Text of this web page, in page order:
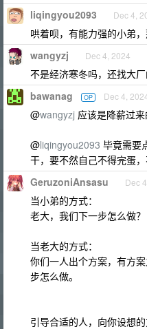
liqingyou2093 Dec 4,
哄着呗，有能力强的小弟
wangyzj Dec 4, 2024
不是经济寒冬吗，还找大
bawanag OP Dec 4,
@wangyzj 应该是降薪过来
@liqingyou2093 毕竟需要
干，要不然自己不得完蛋
GeruzoniAnsasu Dec
当小弟的方式：
老大，我们下一步怎么做？
当老大的方式：
你们一人出个方案，有方
步怎么做。
引导合适的人，向你设想